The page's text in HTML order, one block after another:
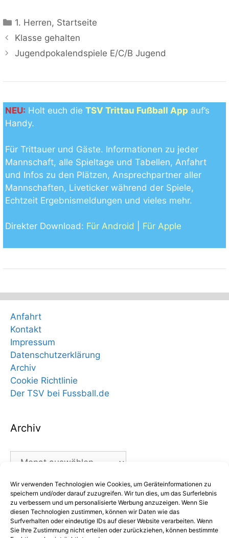
Wir verwenden Technologien wie Cookies, um Geräteinformationen zu
speichern und/oder darauf zuzugreifen. Wir tun dies, um das Surferlebnis
zu verbessern und um personalisierte Werbung anzuzeigen. Wenn Sie
diesen Technologien zustimmen, können wir Daten wie das
Surfverhalten oder eindeutige IDs auf dieser Website verarbeiten. Wenn
Sie Ihre Zustimmung nicht erteilen oder zurückziehen, können bestimmte
Kategorien
1. Herren, Startseite
Klasse gehalten
Jugendpokalendspiele E/C/B Jugend
NEU: Holt euch die TSV Trittau Fußball App auf’s
Handy.
Für Trittauer und Gäste. Informationen zu jeder
Mannschaft, alle Spieltage und Tabellen, Anfahrt
und Infos zu den Plätzen, Ansprechpartner aller
Mannschaften, Liveticker während der Spiele,
Echtzeit Ergebnismeldungen und vieles mehr.
Direkter Download: Für Android Für Apple
Anfahrt
Kontakt
Impressum
Datenschutzerklärung
Archiv
Cookie Richtlinie
Der TSV bei Fussball.de
Archiv
Archiv
Kategorien
Kategorien